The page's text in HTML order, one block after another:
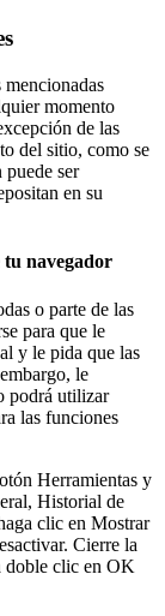
momento
de las
del sitio, como se
ser
en su
tu navegador
o parte de las
para que le
y le pida que las
le
podrá utilizar
las funciones
Herramientas y
Historial de
clic en Mostrar
Cierre la
doble clic en OK